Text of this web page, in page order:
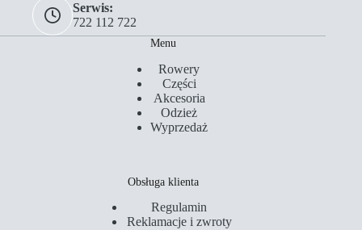
Serwis:
722 112 722
Menu
Rowery
Części
Akcesoria
Odzież
Wyprzedaż
Obsługa klienta
Regulamin
Reklamacje i zwroty